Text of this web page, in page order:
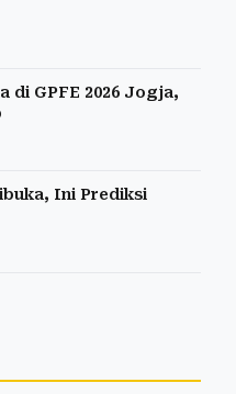
di GPFE 2026 Jogja,
Ini Prediksi